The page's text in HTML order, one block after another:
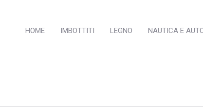
HOME IMBOTTITI LEGNO NAUTICA E